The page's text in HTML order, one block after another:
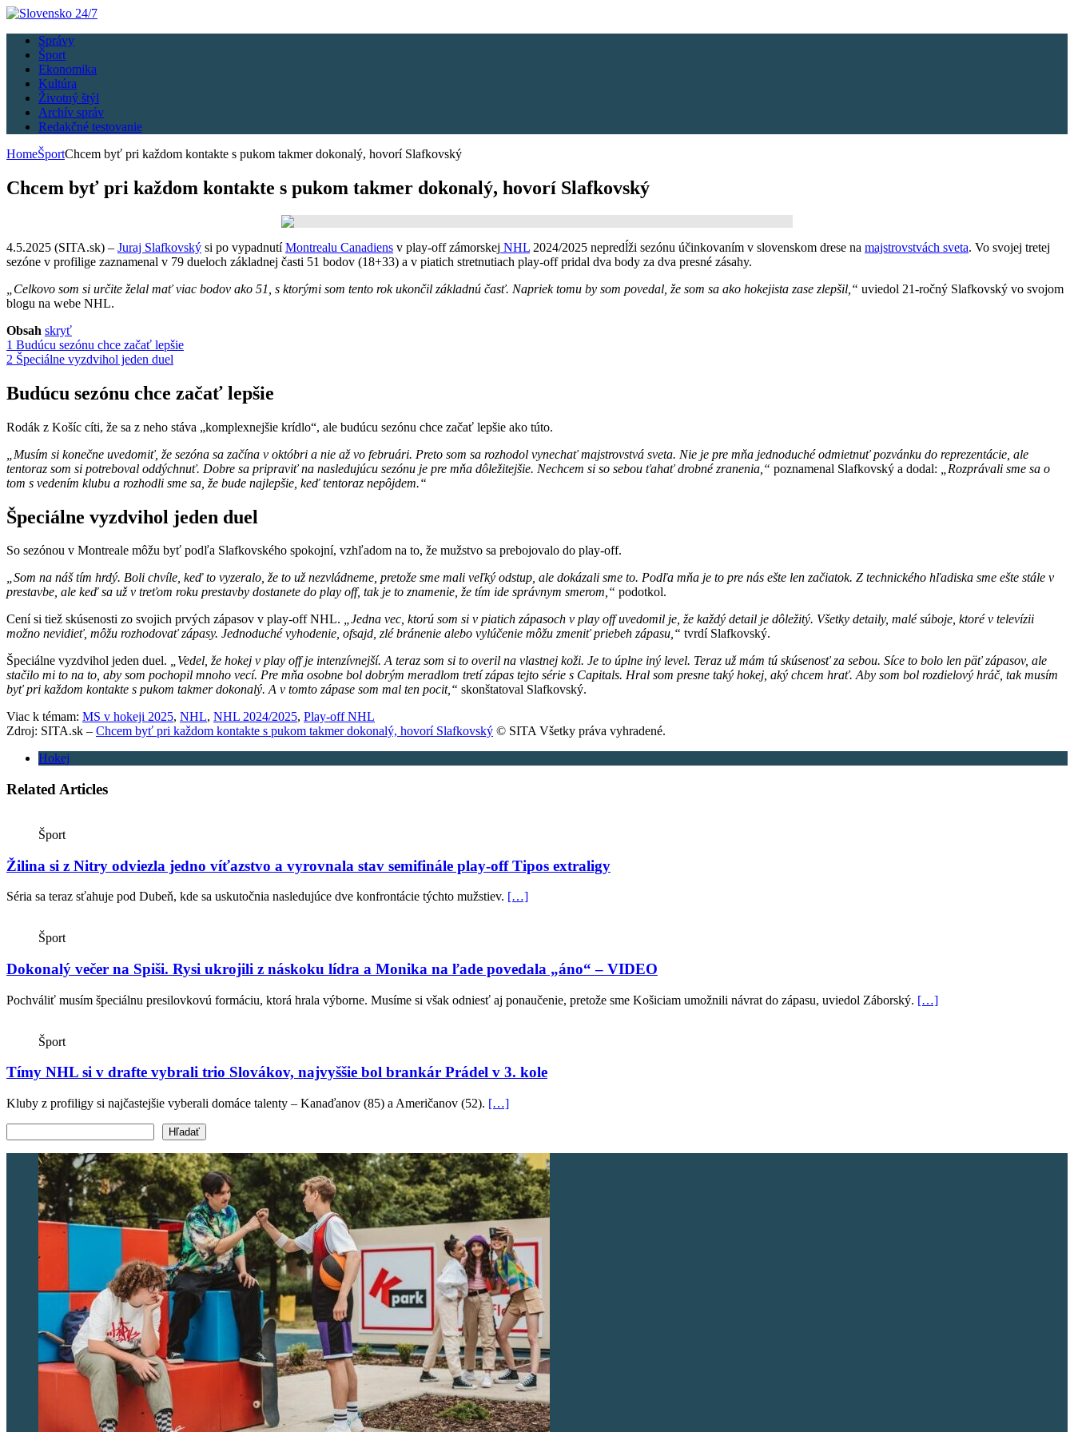
Správy
Šport
Ekonomika
Kultúra
Životný štýl
Archív správ
Redakčné testovanie
HomeŠportChcem byť pri každom kontakte s pukom takmer dokonalý, hovorí Slafkovský
Chcem byť pri každom kontakte s pukom takmer dokonalý, hovorí Slafkovský
4.5.2025 (SITA.sk) – Juraj Slafkovský si po vypadnutíMontrealu Canadiens v play-off zámorskej NHL 2024/2025 nepredĺži sezónu účinkovaním v slovenskom drese na majstrovstvách sveta. Vo svojej tretej
sezóne v profilige zaznamenal v 79 dueloch základnej časti 51 bodov (18+33) a v piatich stretnutiach play-off pridal dva body za dva presné zásahy.
„Celkovo som si určite želal mať viac bodov ako 51, s ktorými som tento rok ukončil základnú časť. Napriek tomu by som povedal, že som sa ako hokejista zase zlepšil,“ uviedol 21-ročný Slafkovský vo svojom
blogu na webe NHL.
Obsah skryť
1 Budúcu sezónu chce začať lepšie
2 Špeciálne vyzdvihol jeden duel
Budúcu sezónu chce začať lepšie
Rodák z Košíc cíti, že sa z neho stáva „komplexnejšie krídlo“, ale budúcu sezónu chce začať lepšie ako túto.
„Musím si konečne uvedomiť, že sezóna sa začína v októbri a nie až vo februári. Preto som sa rozhodol vynechať majstrovstvá sveta. Nie je pre mňa jednoduché odmietnuť pozvánku do reprezentácie, ale
tentoraz som si potreboval oddýchnuť. Dobre sa pripraviť na nasledujúcu sezónu je pre mňa dôležitejšie. Nechcem si so sebou ťahať drobné zranenia,“ poznamenal Slafkovský a dodal: „Rozprávali sme sa o
tom s vedením klubu a rozhodli sme sa, že bude najlepšie, keď tentoraz nepôjdem.“
Špeciálne vyzdvihol jeden duel
So sezónou v Montreale môžu byť podľa Slafkovského spokojní, vzhľadom na to, že mužstvo sa prebojovalo do play-off.
„Som na náš tím hrdý. Boli chvíle, keď to vyzeralo, že to už nezvládneme, pretože sme mali veľký odstup, ale dokázali sme to. Podľa mňa je to pre nás ešte len začiatok. Z technického hľadiska sme ešte stále v
prestavbe, ale keď sa už v treťom roku prestavby dostanete do play off, tak je to znamenie, že tím ide správnym smerom,“ podotkol.
Cení si tiež skúsenosti zo svojich prvých zápasov v play-off NHL. „Jedna vec, ktorú som si v piatich zápasoch v play off uvedomil je, že každý detail je dôležitý. Všetky detaily, malé súboje, ktoré v televízii
možno nevidieť, môžu rozhodovať zápasy. Jednoduché vyhodenie, ofsajd, zlé bránenie alebo vylúčenie môžu zmeniť priebeh zápasu,“ tvrdí Slafkovský.
Špeciálne vyzdvihol jeden duel. „Vedel, že hokej v play off je intenzívnejší. A teraz som si to overil na vlastnej koži. Je to úplne iný level. Teraz už mám tú skúsenosť za sebou. Síce to bolo len päť zápasov, ale
stačilo mi to na to, aby som pochopil mnoho vecí. Pre mňa osobne bol dobrým meradlom tretí zápas tejto série s Capitals. Hral som presne taký hokej, aký chcem hrať. Aby som bol rozdielový hráč, tak musím
byť pri každom kontakte s pukom takmer dokonalý. A v tomto zápase som mal ten pocit,“ skonštatoval Slafkovský.
Viac k témam: MS v hokeji 2025, NHL, NHL 2024/2025, Play-off NHL
Zdroj: SITA.sk – Chcem byť pri každom kontakte s pukom takmer dokonalý, hovorí Slafkovský © SITA Všetky práva vyhradené.
Hokej
Related Articles
Šport
Žilina si z Nitry odviezla jedno víťazstvo a vyrovnala stav semifinále play-off Tipos extraligy
Séria sa teraz sťahuje pod Dubeň, kde sa uskutočnia nasledujúce dve konfrontácie týchto mužstiev. […]
Šport
Dokonalý večer na Spiši. Rysi ukrojili z náskoku lídra a Monika na ľade povedala „áno“ – VIDEO
Pochváliť musím špeciálnu presilovkovú formáciu, ktorá hrala výborne. Musíme si však odniesť aj ponaučenie, pretože sme Košiciam umožnili návrat do zápasu, uviedol Záborský. […]
Šport
Tímy NHL si v drafte vybrali trio Slovákov, najvyššie bol brankár Prádel v 3. kole
Kluby z profiligy si najčastejšie vyberali domáce talenty – Kanaďanov (85) a Američanov (52). […]
Hľadať